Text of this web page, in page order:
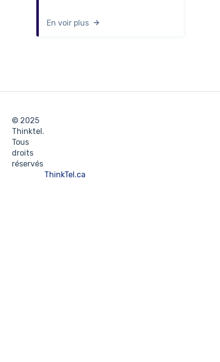
En voir plus
© 2025
Thinktel.
Tous
droits
réservés
ThinkTel.ca